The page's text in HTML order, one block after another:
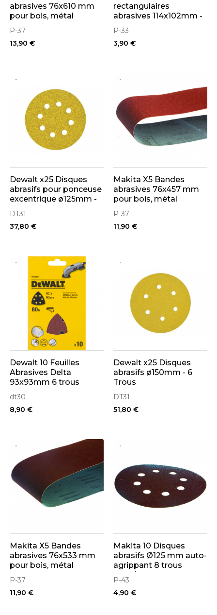
abrasives 76x610 mm
pour bois, métal
P-37
13,90 €
rectangulaires
abrasives 114x102mm -
3 + 3 trous - Auto-
agrippant
P-33
3,90 €
..
Dewalt x25 Disques
abrasifs pour ponceuse
excentrique ø125mm -
8 Trous
DT31
37,80 €
..
Makita X5 Bandes
abrasives 76x457 mm
pour bois, métal
P-37
11,90 €
..
Dewalt 10 Feuilles
Abrasives Delta
93x93mm 6 trous
dt30
8,90 €
..
Dewalt x25 Disques
abrasifs ø150mm - 6
Trous
DT31
51,80 €
..
Makita X5 Bandes
abrasives 76x533 mm
pour bois, métal
P-37
11,90 €
..
Makita 10 Disques
abrasifs Ø125 mm auto-
agrippant 8 trous
(bois/métal)
P-43
4,90 €